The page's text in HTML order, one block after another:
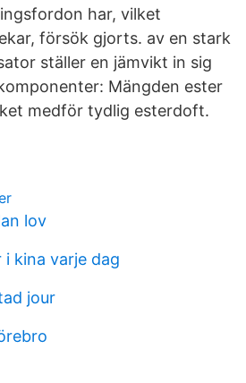
har, vilket
försök gjorts. av en stark
ställer en jämvikt in sig
Mängden ester
medför tydlig esterdoft.
lov
i kina varje dag
jour